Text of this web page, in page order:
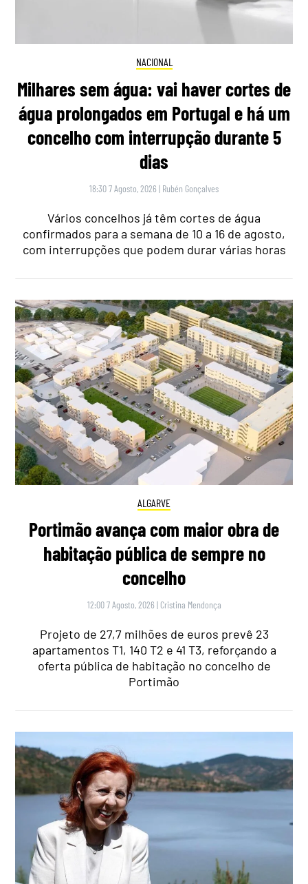
NACIONAL
Milhares sem água: vai haver cortes de
água prolongados em Portugal e há um
concelho com interrupção durante 5
dias
18:30 7 Agosto, 2026 | Rubén Gonçalves
Vários concelhos já têm cortes de água
confirmados para a semana de 10 a 16 de agosto,
com interrupções que podem durar várias horas
ALGARVE
Portimão avança com maior obra de
habitação pública de sempre no
concelho
12:00 7 Agosto, 2026 | Cristina Mendonça
Projeto de 27,7 milhões de euros prevê 23
apartamentos T1, 140 T2 e 41 T3, reforçando a
oferta pública de habitação no concelho de
Portimão